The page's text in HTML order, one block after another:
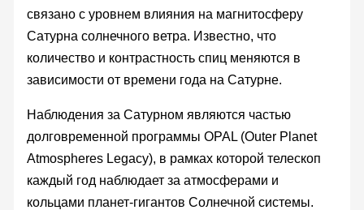
связано с уровнем влияния на магнитосферу
Сатурна солнечного ветра. Известно, что
количество и контрастность спиц меняются в
зависимости от времени года на Сатурне.
Наблюдения за Сатурном являются частью
долговременной программы OPAL (Outer Planet
Atmospheres Legacy), в рамках которой телескоп
каждый год наблюдает за атмосферами и
кольцами планет-гигантов Солнечной системы.